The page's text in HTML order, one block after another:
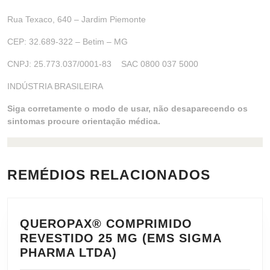
Rua Texaco, 640 – Jardim Piemonte
CEP: 32.689-322 – Betim – MG
CNPJ: 25.773.037/0001-83 SAC 0800 037 5000
INDÚSTRIA BRASILEIRA
Siga corretamente o modo de usar, não desaparecendo os
sintomas procure orientação médica.
REMÉDIOS RELACIONADOS
QUEROPAX® COMPRIMIDO
REVESTIDO 25 MG (EMS SIGMA
PHARMA LTDA)
COMPRIMIDO